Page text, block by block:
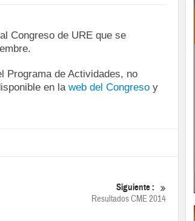
Congreso de URE que se
Programa de Actividades, no
en la web del Congreso y
Siguiente :
Resultados CME 2014